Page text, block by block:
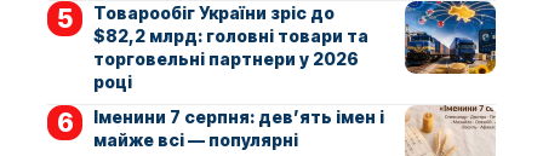
Товарообіг України зріс до
$82,2 млрд: головні товари та
торговельні партнери у 2026
році
Іменини 7 серпня: дев’ять імен і
майже всі — популярні